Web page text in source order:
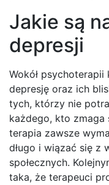
Jakie są
depresji
Wokół
depresję oraz ich
tych, którzy nie
każdego, kto zmaga
terapia zawsze
długo i wiązać się z
społecznych.
taka, że terapeuci